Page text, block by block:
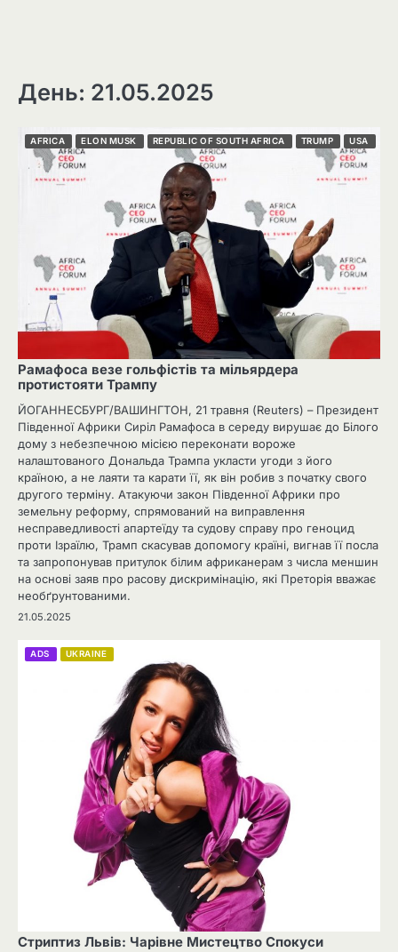
День: 21.05.2025
AFRICA ELON MUSK REPUBLIC OF SOUTH AFRICA TRUMP USA
Рамафоса везе гольфістів та мільярдера
протистояти Трампу
ЙОГАННЕСБУРГ/ВАШИНГТОН, 21 травня (Reuters) – Президент
Південної Африки Сиріл Рамафоса в середу вирушає до Білого
дому з небезпечною місією переконати вороже
налаштованого Дональда Трампа укласти угоди з його
країною, а не лаяти та карати її, як він робив з початку свого
другого терміну. Атакуючи закон Південної Африки про
земельну реформу, спрямований на виправлення
несправедливості апартеїду та судову справу про геноцид
проти Ізраїлю, Трамп скасував допомогу країні, вигнав її посла
та запропонував притулок білим африканерам з числа меншин
на основі заяв про расову дискримінацію, які Преторія вважає
необґрунтованими.
21.05.2025
ADS UKRAINE
Стриптиз Львів: Чарівне Мистецтво Спокуси